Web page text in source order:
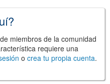
i Geològic de
(CC BY-SH 4.0
miembros de la comunidad
requiere una
o crea tu propia cuenta.